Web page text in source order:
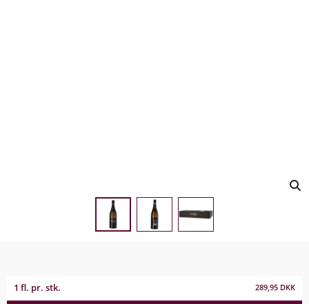
1 fl. pr. stk. 289,95 DKK